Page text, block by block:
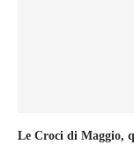
Le Croci di Maggio,